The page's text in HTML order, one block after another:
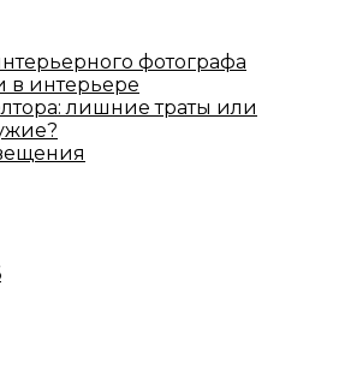
фотографа
в интерьере
лишние траты или